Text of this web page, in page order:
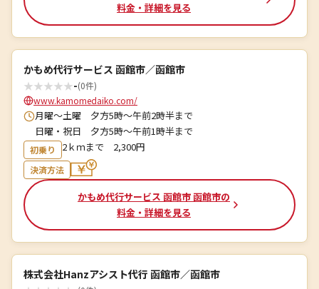
料金・詳細を見る
かもめ代行サービス 函館市／函館市
★★★★★-(0件)
www.kamomedaiko.com/
月曜～土曜 夕方5時〜午前2時半まで
日曜・祝日 夕方5時〜午前1時半まで
初乗り 2ｋｍまで 2,300円
決済方法
かもめ代行サービス 函館市 函館市の
料金・詳細を見る
株式会社Hanzアシスト代行 函館市／函館市